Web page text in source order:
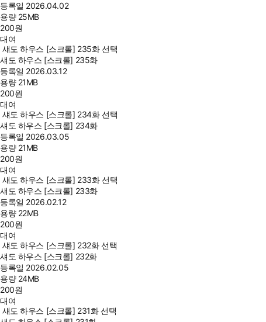
등록일 2026.04.02
용량 25MB
200원
대여
섀도 하우스 [스크롤] 235화 선택
섀도 하우스 [스크롤] 235화
등록일 2026.03.12
용량 21MB
200원
대여
섀도 하우스 [스크롤] 234화 선택
섀도 하우스 [스크롤] 234화
등록일 2026.03.05
용량 21MB
200원
대여
섀도 하우스 [스크롤] 233화 선택
섀도 하우스 [스크롤] 233화
등록일 2026.02.12
용량 22MB
200원
대여
섀도 하우스 [스크롤] 232화 선택
섀도 하우스 [스크롤] 232화
등록일 2026.02.05
용량 24MB
200원
대여
섀도 하우스 [스크롤] 231화 선택